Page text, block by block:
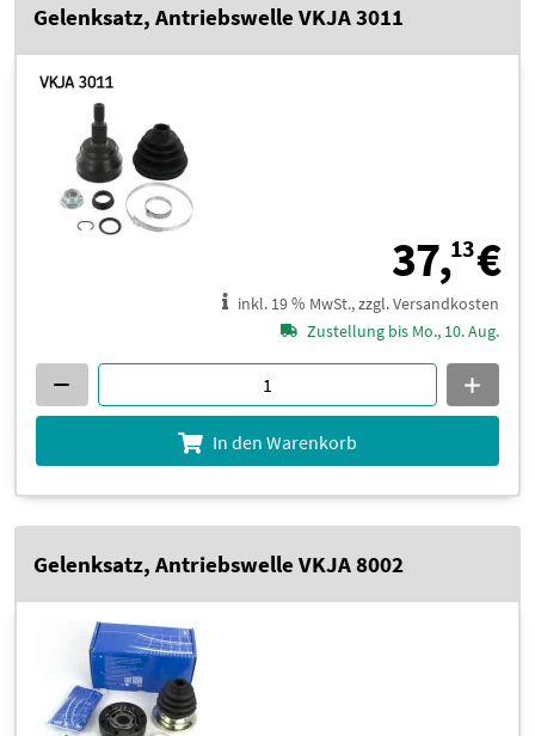
Gelenksatz, Antriebswelle VKJA 3011
37,13€
inkl. 19 % MwSt., zzgl. Versandkosten
Zustellung bis Mo., 10. Aug.
In den Warenkorb
Gelenksatz, Antriebswelle VKJA 8002